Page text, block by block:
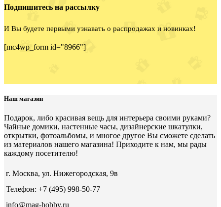
Подпишитесь на рассылку
И Вы будете первыми узнавать о распродажах и новинках!
[mc4wp_form id="8966"]
Наш магазин
Подарок, либо красивая вещь для интерьера своими руками?
Чайные домики, настенные часы, дизайнерские шкатулки,
открытки, фотоальбомы, и многое другое Вы сможете сделать
из материалов нашего магазина! Приходите к нам, мы рады
каждому посетителю!
г. Москва, ул. Нижегородская, 9в
Телефон: +7 (495) 998-50-77
info@mag-hobby.ru